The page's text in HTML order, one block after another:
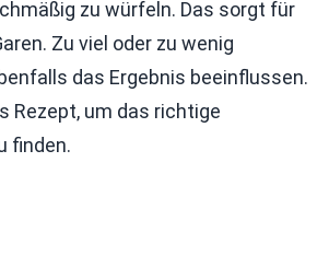
zu würfeln. Das sorgt für
Zu viel oder zu wenig
das Ergebnis beeinflussen.
Rezept, um das richtige
finden.